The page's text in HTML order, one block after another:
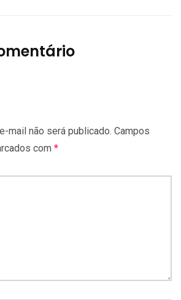
mail não será publicado. Campos
com *